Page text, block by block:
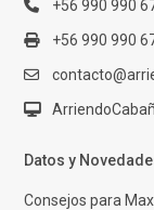
+56 990 990
+56 990 990
Datos y
Consejos para